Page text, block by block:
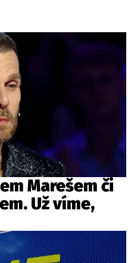
Marešem či
Už víme,